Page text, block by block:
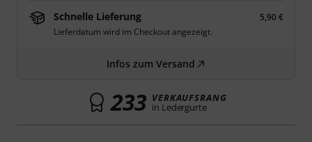
Schnelle Lieferung
5,90 €
Lieferdatum wird im Checkout angezeigt.
Infos zum Versand
233 VERKAUFSRANG
in Ledergurte